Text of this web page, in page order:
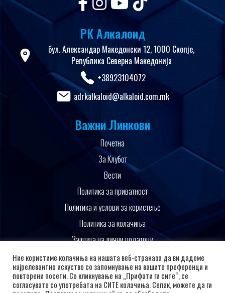
РК Алкалоид
бул. Александар Македонски 12, 1000 Скопје,
Република Северна Македонија
+38923104072
adrkalkaloid@alkaloid.com.mk
Важни Линкови
Почетна
За Клубот
Вести
Политика за приватност
Политика и услови за користење
Политика за колачиња
Заштита на лични податоци
Поддржано од
Ние користиме колачиња на нашата веб-страназа да ви дадеме
најрелевантно искуство со запомнување на вашите преференци и
повторени посети. Со кликнување на „Прифати ги сите“, се
согласувате со употребата на СИТЕ колачиња. Сепак, можете да ги